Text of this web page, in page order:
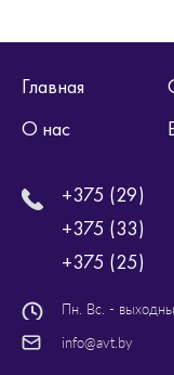
Главная
О нас
+375 (29)
+375 (33)
+375 (25)
Пн. Вс. -
info@avt.by